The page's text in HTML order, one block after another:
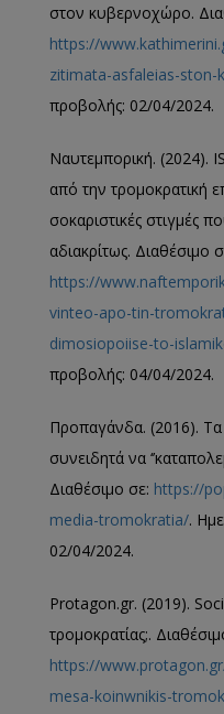
στον κυβερνοχώρο.
https://
zitimata-asfaleias-ston-
προβολής: 02/04/2024.
Ναυτεμπορική. (2024).
από την τρομοκρατική
σοκαριστικές στιγμές
αδιακρίτως. Διαθέσιμο
https://
vinteo-apo-tin-
dimosiopoiise-to-
προβολής: 04/04/2024.
Προπαγάνδα. (2016).
συνειδητά να
Διαθέσιμο σε: https://
media-tromokratia/.
02/04/2024.
Protagon.gr. (2019).
τρομοκρατίας;.
https://
mesa-koinwnikis-